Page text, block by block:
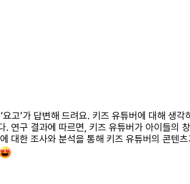
고’가 답변해 드려요. 키즈 유튜버에 대해 생
. 연구 결과에 따르면, 키즈 유튜버가 아이들의
대한 조사와 분석을 통해 키즈 유튜버의 콘텐